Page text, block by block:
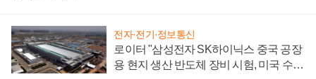
전자·전기·정보통신
로이터 "삼성전자 SK하이닉스 중국 공장
용 현지 생산 반도체 장비 시험, 미국 수출